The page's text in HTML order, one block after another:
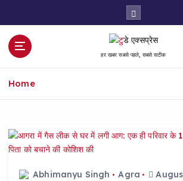
हर खबर सबसे पहले, सबसे सटीक
Home
Abhimanyu Singh Agra